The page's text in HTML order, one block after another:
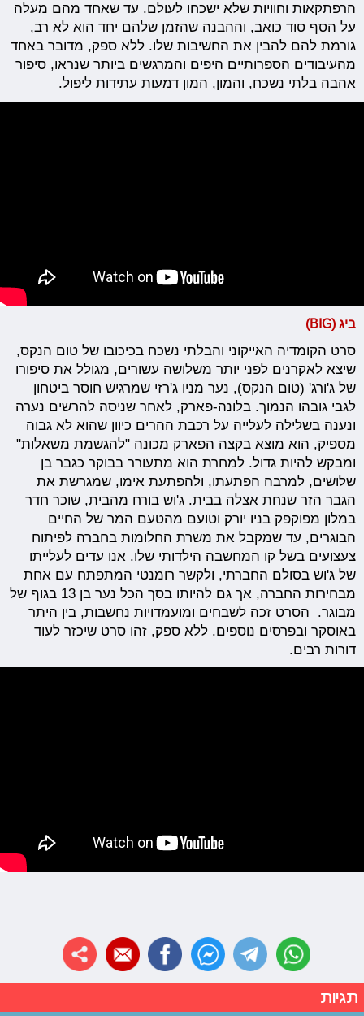
הרפתקאות וחוויות שלא ישכחו לעולם. עד שאחד מהם מעלה
על הסף סוד כואב, וההבנה שהזמן שלהם יחד הוא לא רב,
גורמת להם להבין את החשיבות שלו. ללא ספק, מדובר באחד
מהעיבודים הספרותיים היפים והמרגשים ביותר שנראו, סיפור
אהבה בלתי נשכח, והמון, המון דמעות עתידות ליפול.
ביג (BIG)
סרט הקומדיה האייקוני והבלתי נשכח בכיכובו של טום הנקס,
שיצא לאקרנים לפני יותר משלושה עשורים, מגולל את סיפורו
של ג'ורג' (טום הנקס), נער מניו ג'רזי שמרגיש חוסר ביטחון
לגבי גובהו הנמוך. בלונה-פארק, לאחר שניסה להרשים נערה
ונענה בשלילה לעלייה על רכבת ההרים כיוון שהוא לא גבוה
מספיק, הוא מוצא בקצה הפארק מכונה "להגשמת משאלות"
ומבקש להיות גדול. למחרת הוא מתעורר בבוקר כגבר בן
שלושים, למרבה הפתעתו, ולהפתעת אימו, שמגרשת את
הגבר הזר שנחת אצלה בבית. ג'וש בורח מהבית, שוכר חדר
במלון מפוקפק בניו יורק וטועם מהטעם המר של החיים
הבוגרים, עד שמקבל את משרת החלומות בחברה לפיתוח
צעצועים בשל קו המחשבה הילדותי שלו. אנו עדים לעלייתו
של ג'וש בסולם החברתי, ולקשר רומנטי המתפתח עם אחת
מבחירות החברה, אך גם להיותו בסך הכל נער בן 13 בגוף של
מבוגר. הסרט זכה לשבחים ומועמדויות נחשבות, בין היתר
באוסקר ובפרסים נוספים. ללא ספק, זהו סרט שיכזר לעוד
דורות רבים.
תגיות